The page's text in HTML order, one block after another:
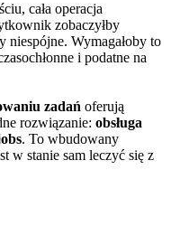
cała operacja
zobaczyłby
niespójne. Wymagałoby to
i podatne na
zadań oferują
rozwiązanie: obsługa
. To wbudowany
w stanie sam leczyć się z